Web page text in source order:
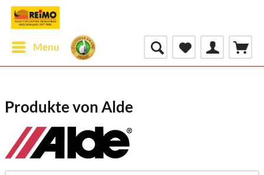
Menu
Produkte von Alde